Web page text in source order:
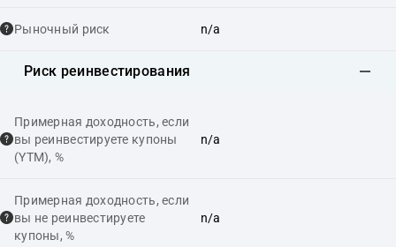
Рыночный риск n/a
Риск реинвестирования
Примерная доходность, если
вы реинвестируете купоны
(YTM), %
n/a
Примерная доходность, если
вы не реинвестируете
купоны, %
n/a